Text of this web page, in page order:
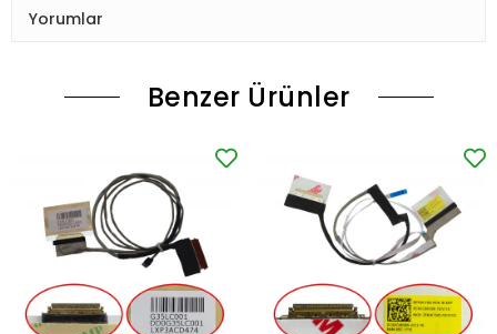
Yorumlar
Benzer Ürünler